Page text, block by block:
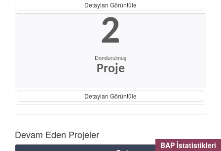
BAP İstatistikleri
Detayları Görüntüle
2
Dondurulmuş
Proje
Detayları Görüntüle
Devam Eden Projeler